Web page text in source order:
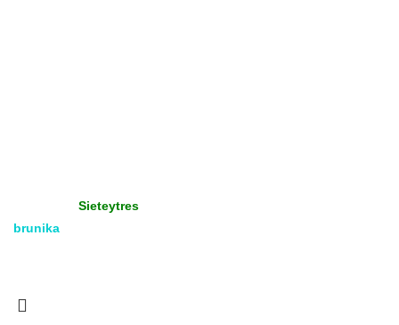
Sieteytres
brunika